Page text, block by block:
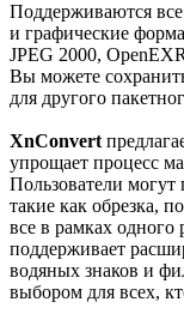
Поддерживаются
и графические
JPEG 2000,
Вы можете
для другого
XnConvert
упрощает процесс
Пользователи могут
такие как обрезка,
все в рамках одного
поддерживает
водяных знаков и
выбором для всех,